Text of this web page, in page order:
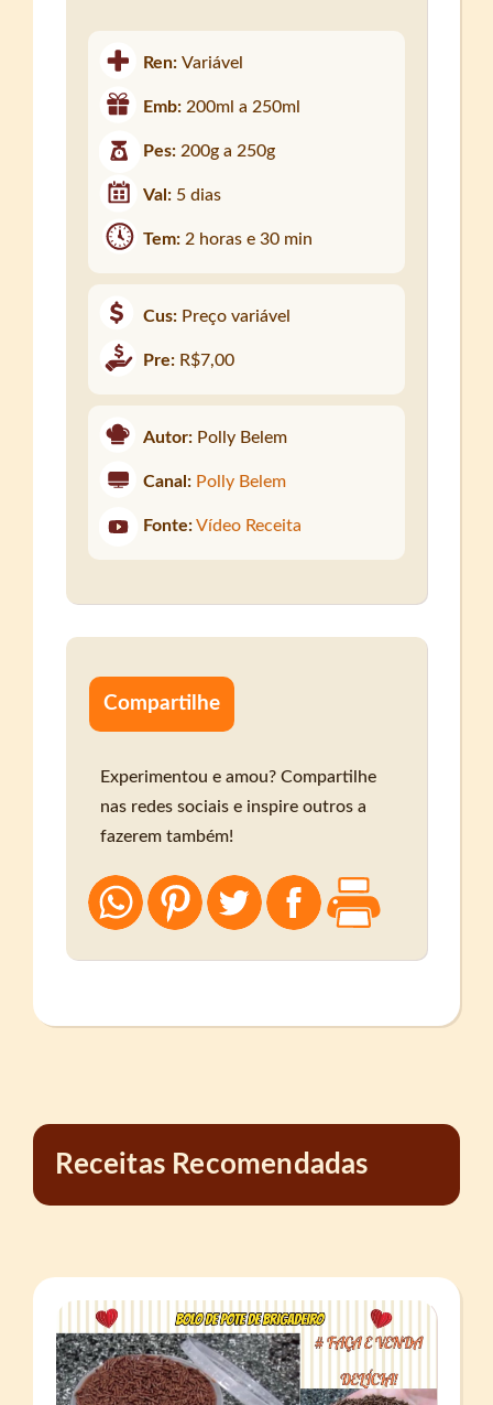
Ren:Variável
Emb: 200ml a 250ml
Pes: 200g a 250g
Val: 5 dias
Tem: 2 horas e 30 min
Cus: Preço variável
Pre: R$7,00
Autor: Polly Belem
Canal: Polly Belem
Fonte: Vídeo Receita
Compartilhe
Experimentou e amou? Compartilhe
nas redes sociais e inspire outros a
fazerem também!
Receitas Recomendadas